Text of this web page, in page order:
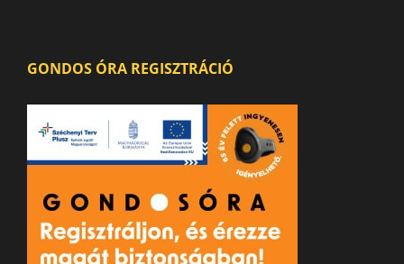
GONDOS ÓRA REGISZTRÁCIÓ